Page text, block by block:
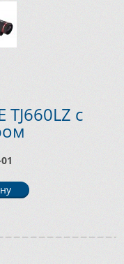
с